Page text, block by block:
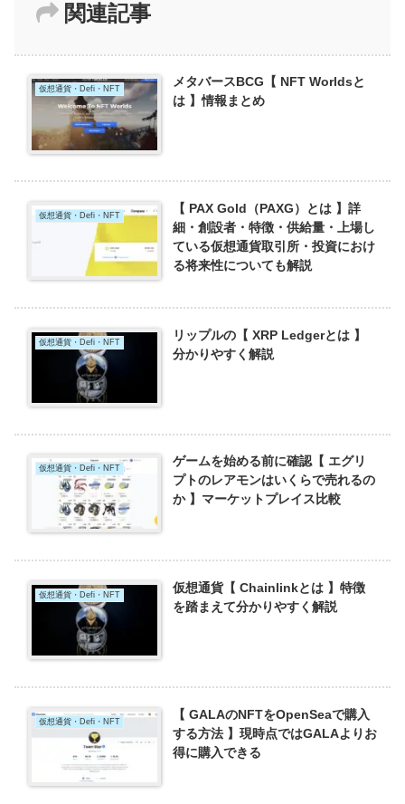
関連記事
仮想通貨・Defi・NFT
メタバースBCG【 NFT Worldsと
は 】情報まとめ
仮想通貨・Defi・NFT
【 PAX Gold（PAXG）とは 】詳
細・創設者・特徴・供給量・上場し
ている仮想通貨取引所・投資におけ
る将来性についても解説
仮想通貨・Defi・NFT
リップルの【 XRP Ledgerとは 】
分かりやすく解説
仮想通貨・Defi・NFT
ゲームを始める前に確認【 エグリ
プトのレアモンはいくらで売れるの
か 】マーケットプレイス比較
仮想通貨・Defi・NFT
仮想通貨【 Chainlinkとは 】特徴
を踏まえて分かりやすく解説
仮想通貨・Defi・NFT
【 GALAのNFTをOpenSeaで購入
する方法 】現時点ではGALAよりお
得に購入できる